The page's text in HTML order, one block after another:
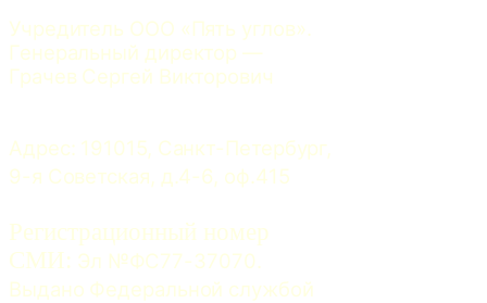
Учредитель ООО «Пять углов».
Генеральный директор —
Грачев Сергей Викторович
Адрес: 191015, Санкт-Петербург,
9-я Советская, д.4-6, оф.415
Регистрационный номер
СМИ: Эл №ФС77-37070.
Выдано Федеральной службой